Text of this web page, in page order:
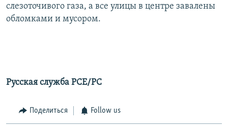
слезоточивого газа, а все улицы в центре завалены
обломками и мусором.
Русская служба РСЕ/РС
Поделиться Follow us